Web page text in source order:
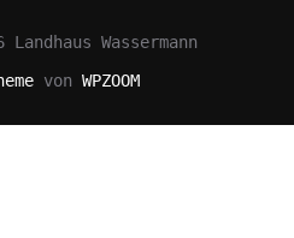
Wassermann
von WPZOOM